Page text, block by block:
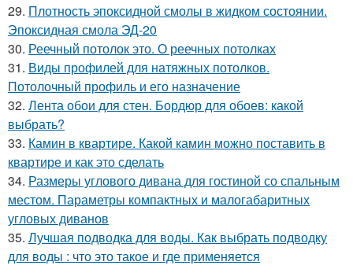
29. Плотность эпоксидной смолы в жидком состоянии.
Эпоксидная смола ЭД-20
30. Реечный потолок это. О реечных потолках
31. Виды профилей для натяжных потолков.
Потолочный профиль и его назначение
32. Лента обои для стен. Бордюр для обоев: какой
выбрать?
33. Камин в квартире. Какой камин можно поставить в
квартире и как это сделать
34. Размеры углового дивана для гостиной со спальным
местом. Параметры компактных и малогабаритных
угловых диванов
35. Лучшая подводка для воды. Как выбрать подводку
для воды : что это такое и где применяется